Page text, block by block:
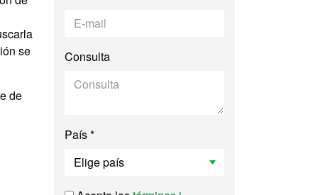
se
de
Consulta
País *